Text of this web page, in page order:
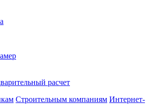
расчет
Строительным компаниям Интернет-